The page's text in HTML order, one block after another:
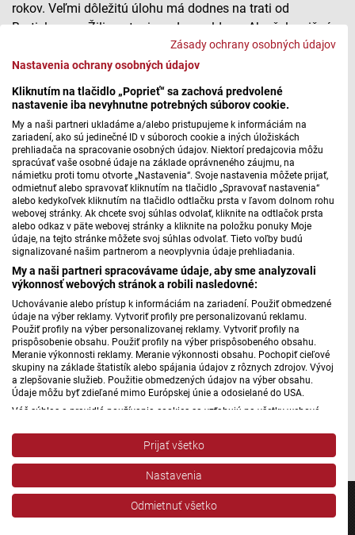
Zásady ochrany osobných údajov
Nastavenia ochrany osobných údajov
Kliknutím na tlačidlo „Poprieť“ sa zachová predvolené
nastavenie iba nevyhnutne potrebných súborov cookie.
My a naši partneri ukladáme a/alebo pristupujeme k informáciám na
zariadení, ako sú jedinečné ID v súboroch cookie a iných úložiskách
prehliadača na spracovanie osobných údajov. Niektorí predajcovia môžu
spracúvať vaše osobné údaje na základe oprávneného záujmu, na
námietku proti tomu otvorte „Nastavenia“. Svoje nastavenia môžete prijať,
odmietnuť alebo spravovať kliknutím na tlačidlo „Spravovať nastavenia“
alebo kedykoľvek kliknutím na tlačidlo odtlačku prsta v ľavom dolnom rohu
webovej stránky. Ak chcete svoj súhlas odvolať, kliknite na odtlačok prsta
alebo odkaz v päte webovej stránky a kliknite na položku ponuky Moje
údaje, na tejto stránke môžete svoj súhlas odvolať. Tieto voľby budú
signalizované našim partnerom a neovplyvnia údaje prehliadania.
My a naši partneri spracovávame údaje, aby sme analyzovali
výkonnosť webových stránok a robili nasledovné:
Uchovávanie alebo prístup k informáciám na zariadení. Použiť obmedzené
údaje na výber reklamy. Vytvoriť profily pre personalizovanú reklamu.
Použiť profily na výber personalizovanej reklamy. Vytvoriť profily na
prispôsobenie obsahu. Použiť profily na výber prispôsobeného obsahu.
Meranie výkonnosti reklamy. Meranie výkonnosti obsahu. Pochopiť cieľové
skupiny na základe štatistík alebo spájania údajov z rôznych zdrojov. Vývoj
a zlepšovanie služieb. Použitie obmedzených údajov na výber obsahu.
Údaje môžu byť zdieľané mimo Európskej únie a odosielané do USA.
Váš súhlas a pravidlá používania cookies sa vzťahujú na všetky webové
Stred, Rádio Regina Západ, Rádio Patria, Rádio Devín, RTVS, Hudobné
pozdravy, Rádio Slovensko, RSI Francais, RSI English, RSI Slovensky, Rádio
Junior, RSI, Rádio Regina Východ, Rádio_FM, RSI Espanol, NEV.
Zobraziť zoznam partnerov (1 predajcovia IAB)
Vaše údaje používame na nasledujúce účely:
Prijať všetko
Nastavenia
Odmietnuť všetko
rokov. Veľmi dôležitú úlohu má dodnes na trati od
Bratislavy po Žilinu stanica v Leopoldove. Ako železničná
križovatka spája Považie a Ponitrie a zároveň prepája
Považie s juhom Slovenska smerom do Budapešti.
Aj to sa dozvieme v knihe Mateja Motyčku o železničnom
živote v Leopoldove v toku času. Martinovi Jurčovi povedal
aj o tom, ako postupne prechádzali cez železnicu dôležité
dejinné udalosti.
Považská železnica má 150 rokov II.
Máte problém s prehrávaním?Nahláste nám chybu v prehrávači.
Modernizácia nielen na Považskej železnici ako koridore
medzi Bratislavou, Žilinou a Košicami trvá v podstate
dodnes. Rekonštrukcie, modernizácie a výluky prevádzky ju
sprevádzajú v podstate od začiatku. To vníma cestujúci
zrejme najviac. No výrazne to posunulo prevádzku vlakov,
napríklad už len z pohľadu rýchlosti, ktorá je dnes 160
kilometrov za hodinu.
Autor: Martin Jurčo